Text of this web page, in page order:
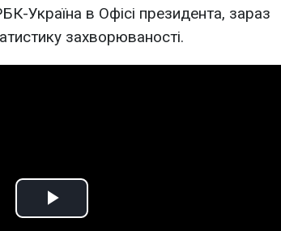
Україна в Офісі президента, зараз
захворюваності.
Play